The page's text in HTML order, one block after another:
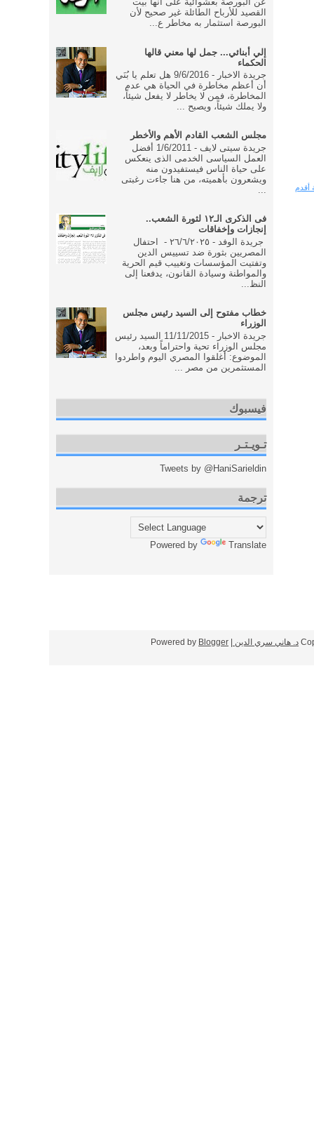
أقدم
القصيد للأرباح الطائلة غير صحيح لأن
البورصة استثمار به مخاطر ع...
إلي أبنائي... جمل لها معني قالها
الحكماء
جريدة الاخبار - 9/6/2016 هل تعلم يا بُنَي
أن أعظم مخاطرة في الحياة هي عدم
المخاطرة، فمن لا يخاطر لا يفعل شيئاً،
ولا يملك شيئاً، ويصبح ...
مجلس الشعب القادم الأهم والأخطر
جريدة سيتى لايف - 1/6/2011 أفضل
العمل السياسى الخدمى الذى ينعكس
على حياة الناس فيستفيدون منه
ويشعرون بأهميته، من هنا جاءت رغبتى
فى الذكرى الـ١٢ لثورة الشعب..
إنجازات وإخفاقات
جريدة الوفد - ٢٦/٦/٢٠٢٥ - احتفال
المصريين بثورة ضد تسييس الدين
وتفتيت المؤسسات وتغييب قيم الحرية
والمواطنة وسيادة القانون، يدفعنا إلى
النظ...
خطاب مفتوح إلى السيد رئيس مجلس
الوزراء
جريدة الاخبار - 11/11/2015 السيد رئيس
مجلس الوزراء تحية واحتراماً وبعد،
الموضوع: أغلقوا المصري اليوم واطردوا
المستثمرين من مصر ...
فيسبوك
تـويـتـر
Tweets by @HaniSarieldin
ترجمة
Powered by Translate
د. هاني سري الدين | Powered by
Blogger